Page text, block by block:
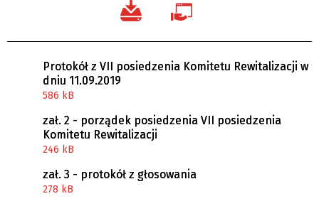
Protokół z VII posiedzenia Komitetu Rewitalizacji w
dniu 11.09.2019
586 kB
zał. 2 - porządek posiedzenia VII posiedzenia
Komitetu Rewitalizacji
246 kB
zał. 3 - protokół z głosowania
278 kB